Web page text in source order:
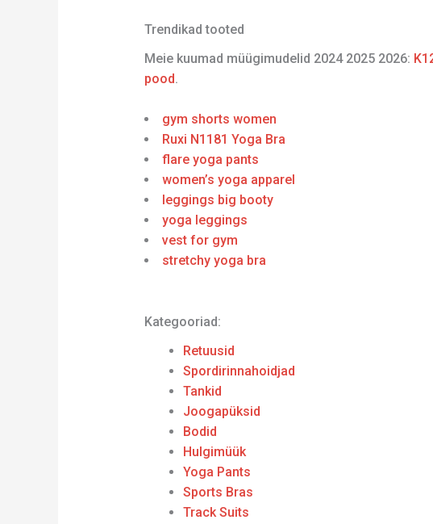
Trendikad tooted
Meie kuumad müügimudelid 2024 2025 2026:
pood.
gym shorts women
Ruxi N1181 Yoga Bra
flare yoga pants
women’s yoga apparel
leggings big booty
yoga leggings
vest for gym
stretchy yoga bra
Kategooriad:
Retuusid
Spordirinnahoidjad
Tankid
Joogapüksid
Bodid
Hulgimüük
Yoga Pants
Sports Bras
Track Suits